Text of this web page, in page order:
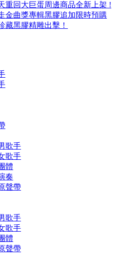
重回大巨蛋周邊商品全新上架 !
金曲獎專輯黑膠追加限時預購
藏黑膠精雕出擊！
歌手
歌手
體
奏
聲帶
歌手
歌手
體
聲帶